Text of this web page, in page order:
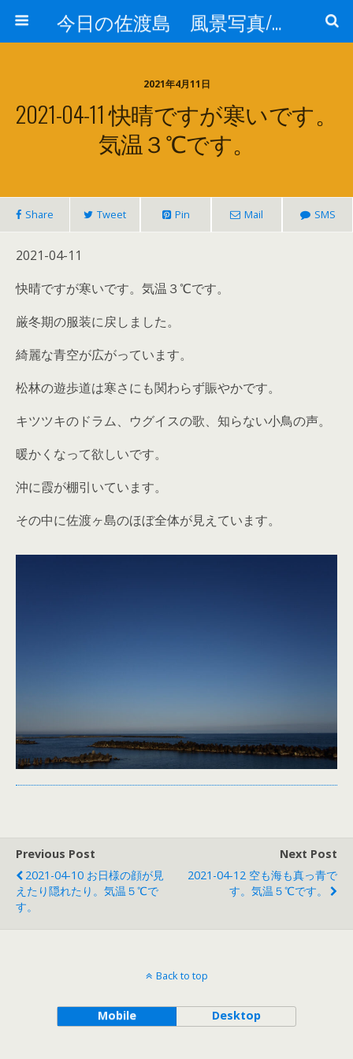
今日の佐渡島 風景写真/天気/お酒/お米/温泉
2021年4月11日
2021-04-11 快晴ですが寒いです。
気温３℃です。
Share Tweet Pin Mail SMS
2021-04-11
快晴ですが寒いです。気温３℃です。
厳冬期の服装に戻しました。
綺麗な青空が広がっています。
松林の遊歩道は寒さにも関わらず賑やかです。
キツツキのドラム、ウグイスの歌、知らない小鳥の声。
暖かくなって欲しいです。
沖に霞が棚引いています。
その中に佐渡ヶ島のほぼ全体が見えています。
Previous Post
2021-04-10 お日様の顔が見
えたり隠れたり。気温５℃で
す。
Next Post
2021-04-12 空も海も真っ青で
す。気温５℃です。
Back to top
Mobile Desktop